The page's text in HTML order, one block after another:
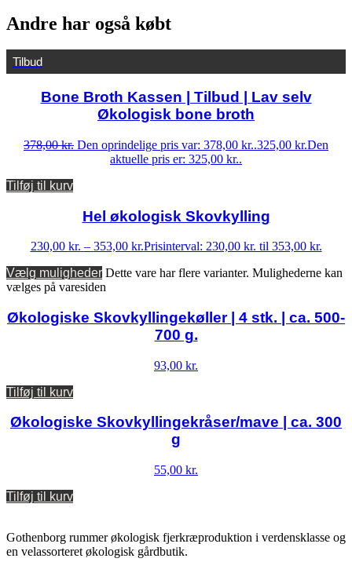
Andre har også købt
Tilbud
Bone Broth Kassen | Tilbud | Lav selv
Økologisk bone broth
378,00kr. Den oprindelige pris var: 378,00 kr..325,00 kr.Den
aktuelle pris er: 325,00 kr..
Tilføj til kurv
Hel økologisk Skovkylling
230,00 kr. – 353,00 kr.Prisinterval: 230,00 kr. til 353,00 kr.
Vælg muligheder Dette vare har flere varianter. Mulighederne kan
vælges på varesiden
Økologiske Skovkyllingekøller | 4 stk. | ca. 500-
700 g.
93,00 kr.
Tilføj til kurv
Økologiske Skovkyllingekråser/mave | ca. 300
g
55,00 kr.
Tilføj til kurv
Gothenborg rummer økologisk fjerkræproduktion i verdensklasse og
en velassorteret økologisk gårdbutik.